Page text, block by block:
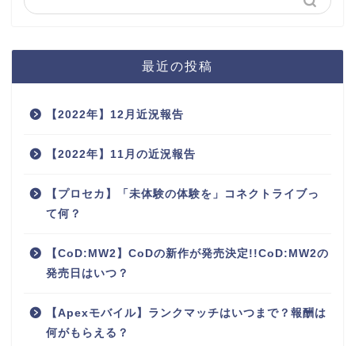
最近の投稿
【2022年】12月近況報告
【2022年】11月の近況報告
【プロセカ】「未体験の体験を」コネクトライブっ
て何？
【CoD:MW2】CoDの新作が発売決定!!CoD:MW2の
発売日はいつ？
【Apexモバイル】ランクマッチはいつまで？報酬は
何がもらえる？